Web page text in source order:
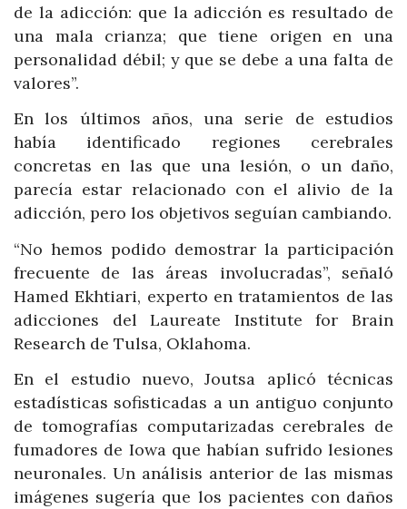
de la adicción: que la adicción es resultado de
una mala crianza; que tiene origen en una
personalidad débil; y que se debe a una falta de
valores”.
En los últimos años, una serie de estudios
había identificado regiones cerebrales
concretas en las que una lesión, o un daño,
parecía estar relacionado con el alivio de la
adicción, pero los objetivos seguían cambiando.
“No hemos podido demostrar la participación
frecuente de las áreas involucradas”, señaló
Hamed Ekhtiari, experto en tratamientos de las
adicciones del Laureate Institute for Brain
Research de Tulsa, Oklahoma.
En el estudio nuevo, Joutsa aplicó técnicas
estadísticas sofisticadas a un antiguo conjunto
de tomografías computarizadas cerebrales de
fumadores de Iowa que habían sufrido lesiones
neuronales. Un análisis anterior de las mismas
imágenes sugería que los pacientes con daños